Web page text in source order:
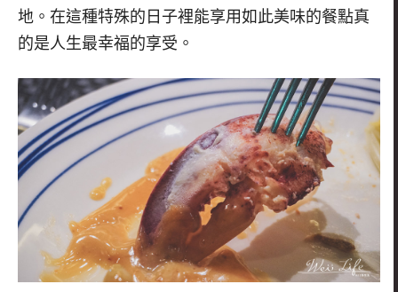
地。 在這種特殊的日子裡能享用如此美味的餐點真
的是人生最幸福的享受 。